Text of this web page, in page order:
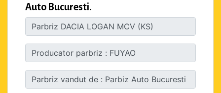
Auto Bucuresti.